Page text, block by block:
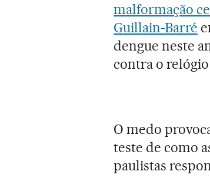
malformação
Guillain-Barré
dengue neste
contra o
O medo
teste de como
paulistas